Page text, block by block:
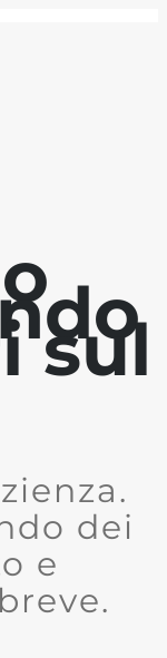
sul
dei
e